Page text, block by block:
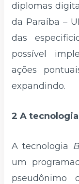
diplomas
da Paraíba –
das
possível
ações
expandindo.
2 A tecnologia
A tecnologia
um
pseudônimo